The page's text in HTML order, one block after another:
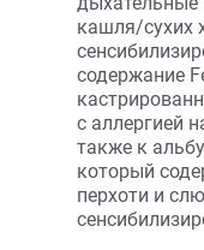
кашля/сухих
содержание
с аллергией
также к
который
перхоти и